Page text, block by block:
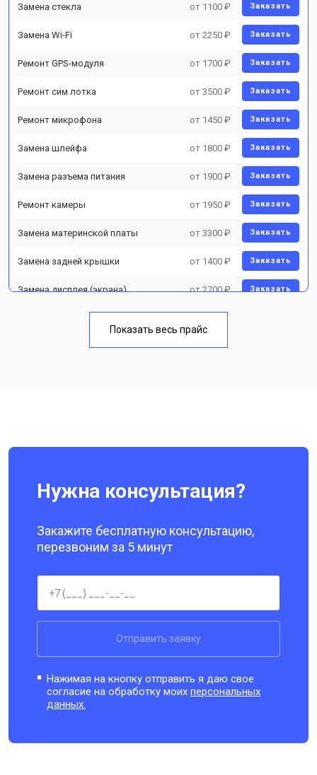
Замена стекла от 1100 ₽ Заказать
Замена Wi-Fi от 2250 ₽ Заказать
Ремонт GPS-модуля от 1700 ₽ Заказать
Ремонт сим лотка от 3500 ₽ Заказать
Ремонт микрофона от 1450 ₽ Заказать
Замена шлейфа от 1800 ₽ Заказать
Замена разъема питания от 1900 ₽ Заказать
Ремонт камеры от 1950 ₽ Заказать
Замена материнской платы от 3300 ₽ Заказать
Замена задней крышки от 1400 ₽ Заказать
Замена дисплея (экрана) от 2700 ₽ Заказать
Замена кнопки включения от 1750 ₽
Показать весь прайс
Нужна консультация?
Закажите бесплатную консультацию,
перезвоним за 5 минут
Отправить заявку
Нажимая на кнопку отправить я даю свое
согласие на обработку моихперсональных
данных.